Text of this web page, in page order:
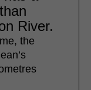
River.
the